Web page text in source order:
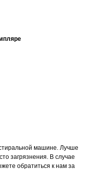
машине. Лучше
загрязнения. В случае
обратиться к нам за